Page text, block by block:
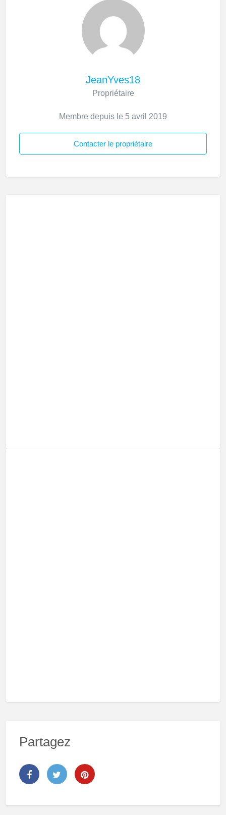
JeanYves18
Propriétaire
Membre depuis le 5 avril 2019
Contacter le propriétaire
Partagez